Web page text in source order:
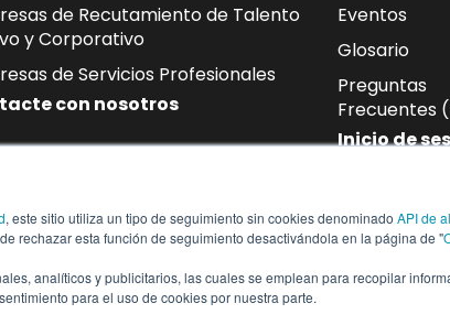
, este sitio utiliza un tipo de seguimiento sin cookies denominado API de
rechazar esta función de seguimiento desactivándola en la página de "
analíticos y publicitarios, las cuales se emplean para recopilar
para el uso de cookies por nuestra parte.
de Recutamiento de Talento
y Corporativo
de Servicios Profesionales
con nosotros
Eventos
Glosario
Preguntas
Frecuentes
Inicio de
electrónico las últimas novedades sobre mano
del sector.